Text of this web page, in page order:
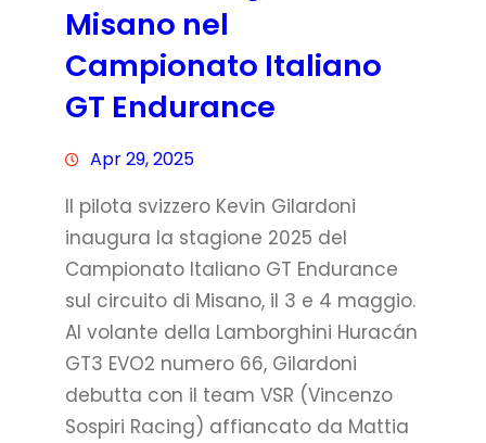
Misano nel
Campionato Italiano
GT Endurance
Apr 29, 2025
Il pilota svizzero Kevin Gilardoni
inaugura la stagione 2025 del
Campionato Italiano GT Endurance
sul circuito di Misano, il 3 e 4 maggio.
Al volante della Lamborghini Huracán
GT3 EVO2 numero 66, Gilardoni
debutta con il team VSR (Vincenzo
Sospiri Racing) affiancato da Mattia